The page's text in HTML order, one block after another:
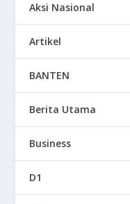
Aksi Nasional
Artikel
BANTEN
Berita Utama
Business
D1